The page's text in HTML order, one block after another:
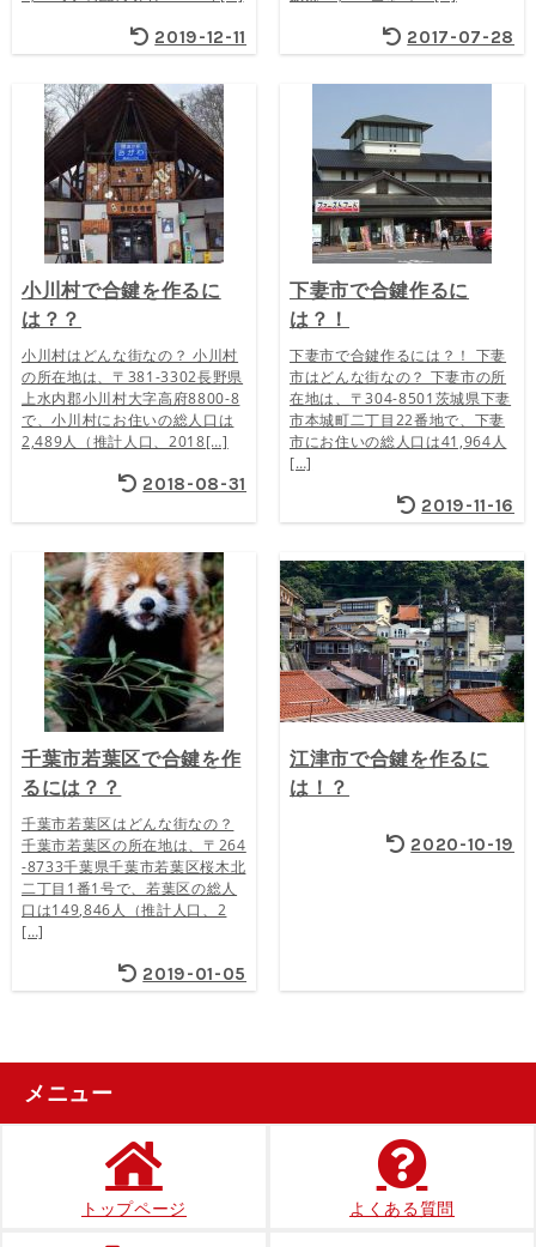
2019-12-11 2017-07-28
小川村で合鍵を作るに
は？？
小川村はどんな街なの？ 小川村
の所在地は、〒381-3302長野県
上水内郡小川村大字高府8800-8
で、小川村にお住いの総人口は
2,489人（推計人口、2018[…]
2018-08-31
下妻市で合鍵作るに
は？！
下妻市で合鍵作るには？！ 下妻
市はどんな街なの？ 下妻市の所
在地は、〒304-8501茨城県下妻
市本城町二丁目22番地で、下妻
市にお住いの総人口は41,964人
[…]
2019-11-16
千葉市若葉区で合鍵を作
るには？？
千葉市若葉区はどんな街なの？
千葉市若葉区の所在地は、〒264
-8733千葉県千葉市若葉区桜木北
二丁目1番1号で、若葉区の総人
口は149,846人（推計人口、2
[…]
2019-01-05
江津市で合鍵を作るに
は！？
2020-10-19
メニュー
トップページ よくある質問